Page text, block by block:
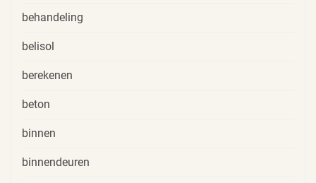
behandeling
belisol
berekenen
beton
binnen
binnendeuren